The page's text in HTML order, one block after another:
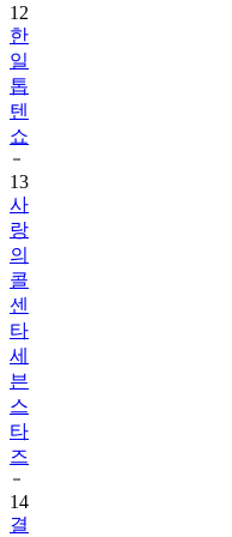
12
한
일
톱
텐
쇼
13
사
랑
의
콜
센
타
세
븐
스
타
즈
14
결